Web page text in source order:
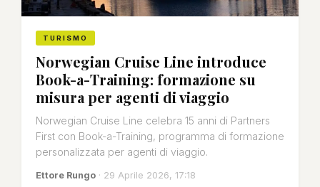
TURISMO
Norwegian Cruise Line introduce
Book-a-Training: formazione su
misura per agenti di viaggio
Norwegian Cruise Line celebra 15 anni di Partners
First con Book-a-Training, programma di formazione
personalizzata per agenti di viaggio.
Ettore Rungo · 29 Aprile 2026, 17:18